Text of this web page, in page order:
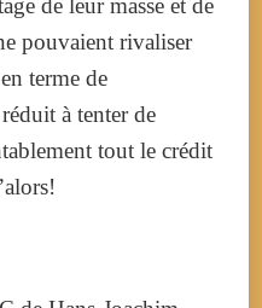
de leur masse et de
pouvaient rivaliser
terme de
à tenter de
tout le crédit